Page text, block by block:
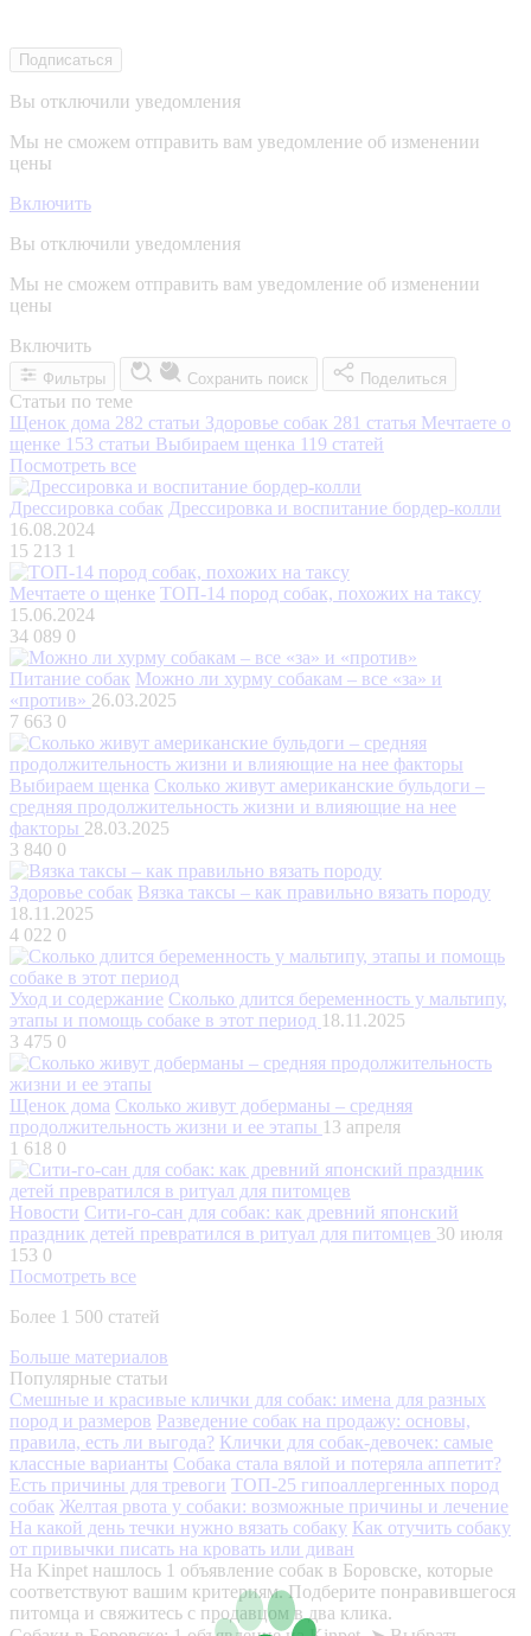
Подписаться
Вы отключили уведомления
Мы не сможем отправить вам уведомление об изменении
цены
Включить
Вы отключили уведомления
Мы не сможем отправить вам уведомление об изменении
цены
Включить
Фильтры Сохранить поиск Поделиться
Статьи по теме
Щенок дома 282 статьи Здоровье собак 281 статья Мечтаете о
щенке 153 статьи Выбираем щенка 119 статей
Посмотреть все
Дрессировка собак Дрессировка и воспитание бордер-колли
16.08.2024
15 213 1
Мечтаете о щенке ТОП-14 пород собак, похожих на таксу
15.06.2024
34 089 0
Питание собак Можно ли хурму собакам – все «за» и
«против» 26.03.2025
7 663 0
Выбираем щенка Сколько живут американские бульдоги –
средняя продолжительность жизни и влияющие на нее
факторы 28.03.2025
3 840 0
Здоровье собак Вязка таксы – как правильно вязать породу
18.11.2025
4 022 0
Уход и содержание Сколько длится беременность у мальтипу,
этапы и помощь собаке в этот период 18.11.2025
3 475 0
Щенок дома Сколько живут доберманы – средняя
продолжительность жизни и ее этапы 13 апреля
1 618 0
Новости Сити-го-сан для собак: как древний японский
праздник детей превратился в ритуал для питомцев 30 июля
153 0
Посмотреть все
Более 1 500 статей
Больше материалов
Популярные статьи
Смешные и красивые клички для собак: имена для разных
пород и размеров Разведение собак на продажу: основы,
правила, есть ли выгода? Клички для собак-девочек: самые
классные варианты Собака стала вялой и потеряла аппетит?
Есть причины для тревоги ТОП-25 гипоаллергенных пород
собак Желтая рвота у собаки: возможные причины и лечение
На какой день течки нужно вязать собаку Как отучить собаку
от привычки писать на кровать или диван
На Kinpet нашлось 1 объявление собак в Боровске, которые
соответствуют вашим критериям. Подберите понравившегося
питомца и свяжитесь с продавцом в два клика.